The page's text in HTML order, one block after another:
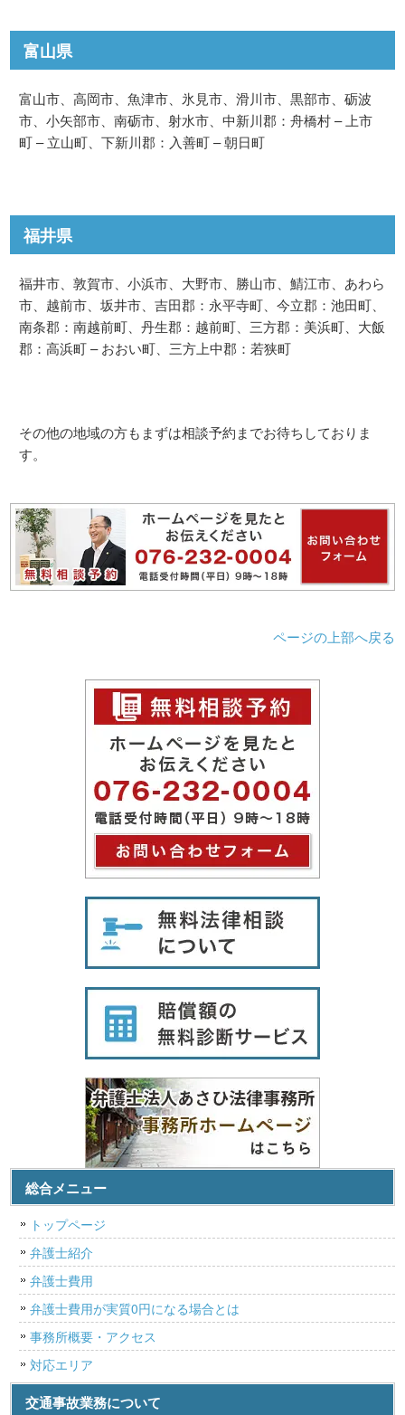
富山県
富山市、高岡市、魚津市、氷見市、滑川市、黒部市、砺波
市、小矢部市、南砺市、射水市、中新川郡：舟橋村 – 上市
町 – 立山町、下新川郡：入善町 – 朝日町
福井県
福井市、敦賀市、小浜市、大野市、勝山市、鯖江市、あわら
市、越前市、坂井市、吉田郡：永平寺町、今立郡：池田町、
南条郡：南越前町、丹生郡：越前町、三方郡：美浜町、大飯
郡：高浜町 – おおい町、三方上中郡：若狭町
その他の地域の方もまずは相談予約までお待ちしておりま
す。
ページの上部へ戻る
総合メニュー
トップページ
弁護士紹介
弁護士費用
弁護士費用が実質0円になる場合とは
事務所概要・アクセス
対応エリア
交通事故業務について